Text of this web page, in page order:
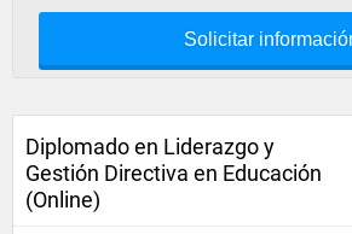
Solicitar
Diplomado en Liderazgo y
Gestión Directiva en Educación
(Online)